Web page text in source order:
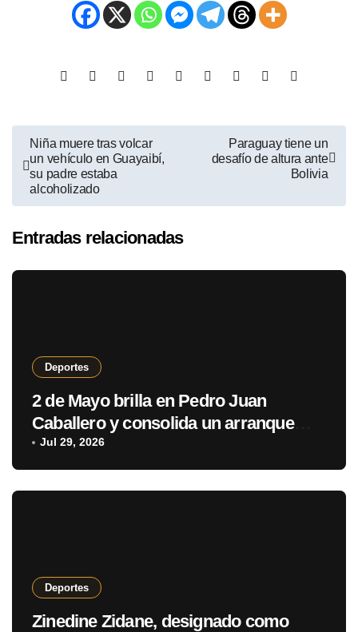
Niña muere tras volcar
un vehículo en Guayaibí,
su padre estaba
alcoholizado
Paraguay tiene un
desafío de altura ante
Bolivia
Entradas relacionadas
Deportes
2 de Mayo brilla en Pedro Juan
Caballero y consolida un arranque
con puntaje perfecto
Jul 29, 2026
Deportes
Zinedine Zidane, designado como